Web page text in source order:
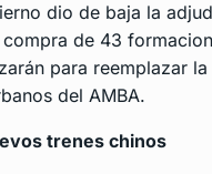
dio de baja la
de 43
para reemplazar
del AMBA.
trenes chinos